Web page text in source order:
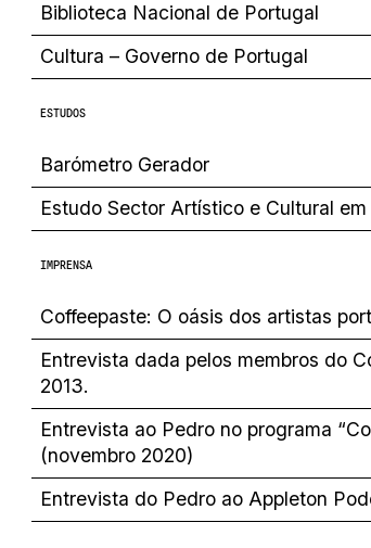
Biblioteca Nacional de Portugal
Cultura – Governo de Portugal
ESTUDOS
Barómetro Gerador
Estudo Sector Artístico e Cultural
IMPRENSA
Coffeepaste: O oásis dos artistas
Entrevista dada pelos membros do
2013.
Entrevista ao Pedro no programa
(novembro 2020)
Entrevista do Pedro ao Appleton